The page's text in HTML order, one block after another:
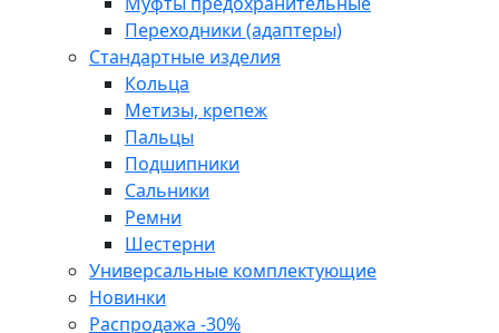
Переходники (адаптеры)
Стандартные изделия
Кольца
Метизы, крепеж
Пальцы
Подшипники
Сальники
Ремни
Шестерни
Универсальные комплектующие
Новинки
Распродажа -30%